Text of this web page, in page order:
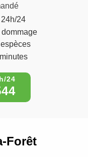
24
Forêt